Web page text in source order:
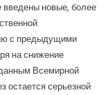
введены новые, более
с предыдущими
на снижение
Всемирной
остается серьезной